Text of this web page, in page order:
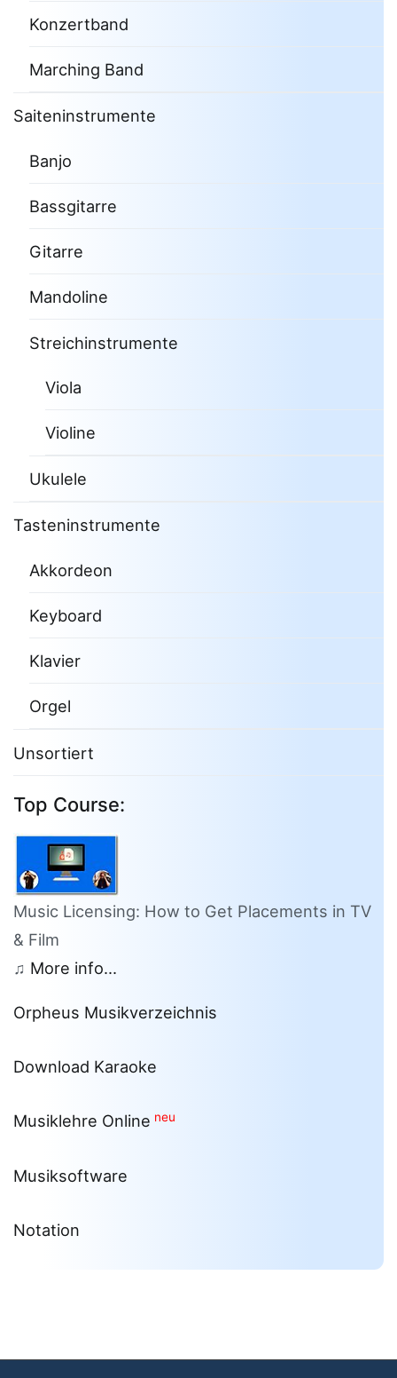
Konzertband
Marching Band
Saiteninstrumente
Banjo
Bassgitarre
Gitarre
Mandoline
Streichinstrumente
Viola
Violine
Ukulele
Tasteninstrumente
Akkordeon
Keyboard
Klavier
Orgel
Unsortiert
Top Course:
Music Licensing: How to Get Placements in TV
& Film
♫ More info...
Orpheus Musikverzeichnis
Download Karaoke
Musiklehre Online neu
Musiksoftware
Notation